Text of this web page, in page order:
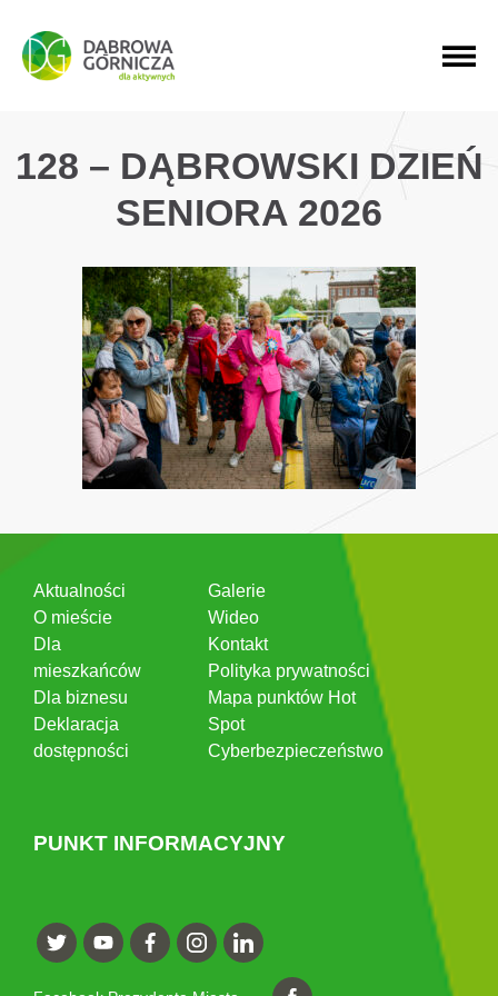
PRZEJDŹ DO MENU GŁÓWNEGO
PRZEJDŹ DO WYSZUKIWARKI
PRZEJDŹ DO TREŚCI
128 – DĄBROWSKI DZIEŃ
SENIORA 2026
Aktualności
O mieście
Dla
mieszkańców
Dla biznesu
Deklaracja
dostępności
Galerie
Wideo
Kontakt
Polityka prywatności
Mapa punktów Hot
Spot
Cyberbezpieczeństwo
PUNKT INFORMACYJNY